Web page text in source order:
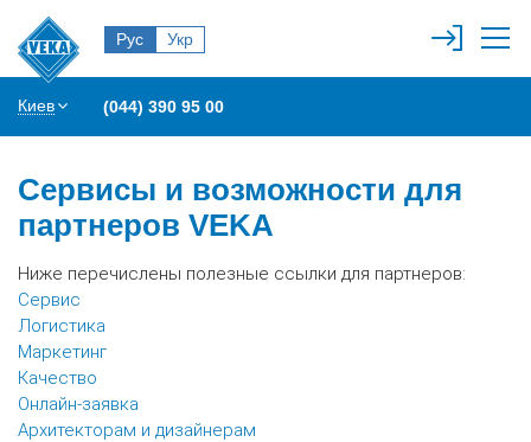
Рус Укр
Киев (044) 390 95 00
Сервисы и возможности для
партнеров VEKA
Ниже перечислены полезные ссылки для партнеров:
Сервис
Логистика
Маркетинг
Качество
Онлайн-заявка
Архитекторам и дизайнерам